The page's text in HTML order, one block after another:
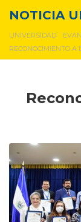
NOTICIA
UNIVERSIDAD
RECONOCIMIENTO A